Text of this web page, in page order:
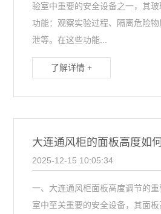
验室中重要的安全设备之一，其
功能：观察实验过程、隔离危险
泄等。在这些功能...
了解详情 +
大连通风柜的面板高度如
2025-12-15 10:05:34
一、大连通风柜面板高度调节的
室中至关重要的安全设备，其面